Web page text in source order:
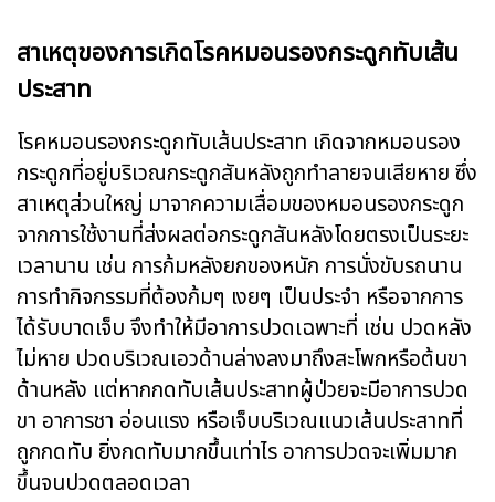
สาเหตุของการเกิดโรคหมอนรองกระดูกทับเส้น
ประสาท
โรคหมอนรองกระดูกทับเส้นประสาท เกิดจากหมอนรอง
กระดูกที่อยู่บริเวณกระดูกสันหลังถูกทำลายจนเสียหาย ซึ่ง
สาเหตุส่วนใหญ่ มาจากความเสื่อมของหมอนรองกระดูก
จากการใช้งานที่ส่งผลต่อกระดูกสันหลังโดยตรงเป็นระยะ
เวลานาน เช่น การก้มหลังยกของหนัก การนั่งขับรถนาน
การทำกิจกรรมที่ต้องก้มๆ เงยๆ เป็นประจำ หรือจากการ
ได้รับบาดเจ็บ จึงทำให้มีอาการปวดเฉพาะที่ เช่น ปวดหลัง
ไม่หาย ปวดบริเวณเอวด้านล่างลงมาถึงสะโพกหรือต้นขา
ด้านหลัง แต่หากกดทับเส้นประสาทผู้ป่วยจะมีอาการปวด
ขา อาการชา อ่อนแรง หรือเจ็บบริเวณแนวเส้นประสาทที่
ถูกกดทับ ยิ่งกดทับมากขึ้นเท่าไร อาการปวดจะเพิ่มมาก
ขึ้นจนปวดตลอดเวลา